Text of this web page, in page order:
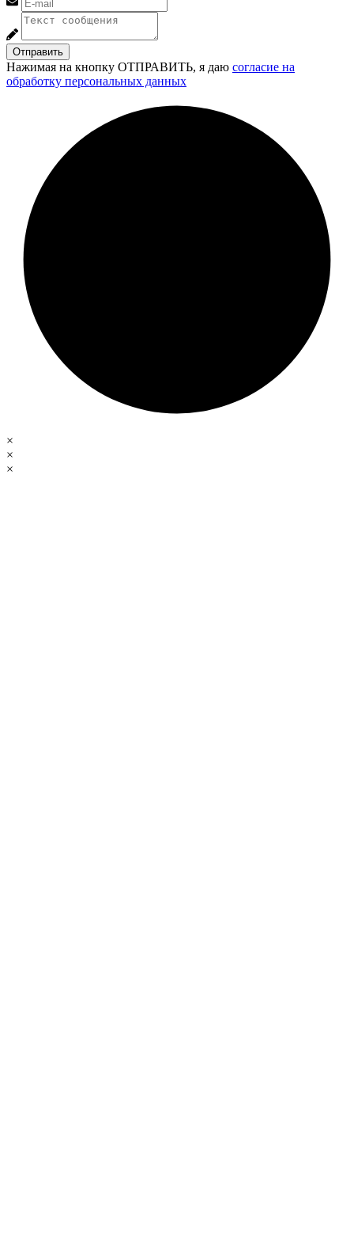
Отправить
Нажимая на кнопку ОТПРАВИТЬ, я даю согласие на
обработку персональных данных
×
×
×